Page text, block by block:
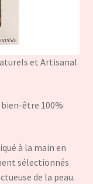
et Artisanal
être 100%
à la main en
sélectionnés
de la peau.